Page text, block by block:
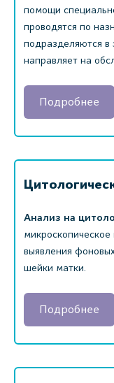
помощи
проводятся по
подразделяются в
направляет на
Подробнее
Анализ на
выявления
шейки матки.
Подробнее